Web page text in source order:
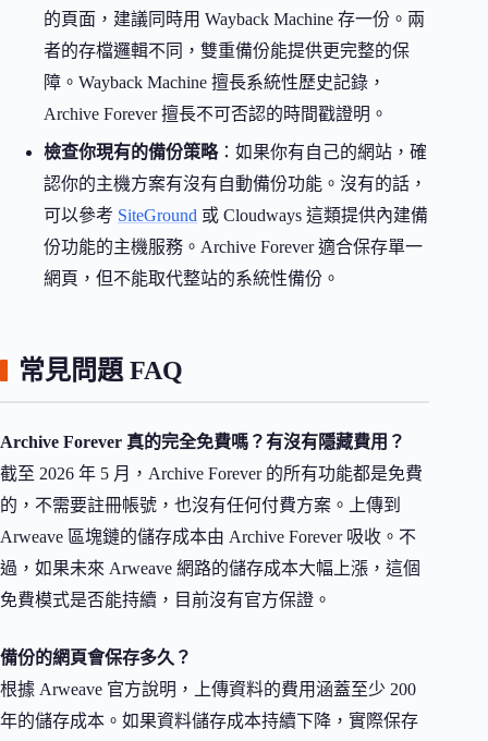
的頁面，建議同時用 Wayback Machine 存一份。兩
者的存檔邏輯不同，雙重備份能提供更完整的保
障。Wayback Machine 擅長系統性歷史記錄，
Archive Forever 擅長不可否認的時間戳證明。
檢查你現有的備份策略：如果你有自己的網站，確
認你的主機方案有沒有自動備份功能。沒有的話，
可以參考 SiteGround 或 Cloudways 這類提供內建備
份功能的主機服務。Archive Forever 適合保存單一
網頁，但不能取代整站的系統性備份。
常見問題 FAQ
Archive Forever 真的完全免費嗎？有沒有隱藏費用？
截至 2026 年 5 月，Archive Forever 的所有功能都是免費
的，不需要註冊帳號，也沒有任何付費方案。上傳到
Arweave 區塊鏈的儲存成本由 Archive Forever 吸收。不
過，如果未來 Arweave 網路的儲存成本大幅上漲，這個
免費模式是否能持續，目前沒有官方保證。
備份的網頁會保存多久？
根據 Arweave 官方說明，上傳資料的費用涵蓋至少 200
年的儲存成本。如果資料儲存成本持續下降，實際保存